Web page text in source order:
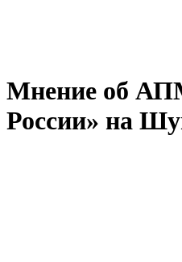
Мнение об
России» на